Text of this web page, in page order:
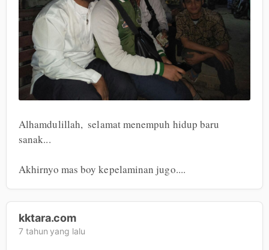
Alhamdulillah,  selamat menempuh hidup baru
sanak...
Akhirnyo mas boy kepelaminan jugo....
kktara.com
7 tahun yang lalu